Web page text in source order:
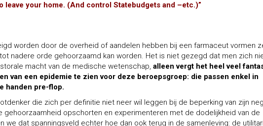
leave your home. (And control Statebudgets and –etc.)”
worden door de overheid of aandelen hebben bij een farmaceut vormen
nadere orde gehoorzaamd kan worden. Het is niet gezegd dat men zich
macht van de medische wetenschap, alleen vergt het heel veel
van een epidemie te zien voor deze beroepsgroep: die passen enkel in
handen pre-flop.
die zich per definitie niet neer wil leggen bij de beperking van zijn
gehoorzaamheid opschorten en experimenteren met de dodelijkheid van de
we dat spanningsveld echter hoe dan ook terug in de samenleving: de